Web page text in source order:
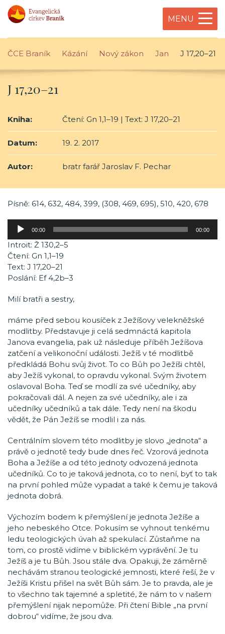
MENU
ČCE Braník Kázání Nový zákon Jan J 17,20–21
J 17,20–21
Kniha: Čtení: Gn 1,1–19 | Text: J 17,20–21
Datum: 19. 2. 2017
Autor: bratr farář Jaroslav F. Pechar
Písně: 614, 632, 484, 399, (308, 469, 695), 510, 420, 678
Audio
00:00 00:00
Introit: Ž 130,2–5
Čtení: Gn 1,1–19
Text: J 17,20–21
Poslání: Ef 4,2b–3
Milí bratři a sestry,
máme před sebou kousíček z Ježíšovy velekněžské
modlitby. Představuje ji celá sedmnáctá kapitola
Janova evangelia, pak už následuje příběh Ježíšova
zatčení a velikonoční události. Ježíš v té modlitbě
předkládá Bohu svůj život. To co Bůh po Ježíši chtěl,
aby Ježíš vykonal, to opravdu vykonal. Svým životem
oslavoval Boha. Teď se modlí za své učedníky, aby
pokračovali dál. A nejen za své učedníky, ale i za
učedníky učedníků a tak dále. Tedy není na škodu
vědět, že Pán Ježíš se modlil i za nás.
Centrálním slovem této modlitby je slovo „jednota“ a
právě o jednotě tedy bude dnes řeč. Vzorová jednota
Boha a Ježíše a od této jednoty odvozená jednota
učedníků. Co to je taková jednota, co to není, byť to tak
na první pohled může vypadat a také k čemu je taková
jednota dobrá.
Výchozím bodem k přemýšlení je jednota Ježíše a
jeho nebeského Otce. Pokusím se vyhnout tenkému
ledu teologických úvah až spekulací. Zůstaňme na
tom, co prostě vidíme v biblickém vyprávění. Je tu
Ježíš a je tu Bůh. Jsou stále dva. Opakuji, že záměrně
nechávám stranou teologické jemnosti, které řeší, že v
Ježíši Kristu přišel na svět Bůh sám. Je to pravda, ale je
to všechno tak tajemné a spletité, že nám to v našem
přemýšlení nijak nepomůže. Při čtení Bible „na první
dobrou“ vidíme, že jsou dva.